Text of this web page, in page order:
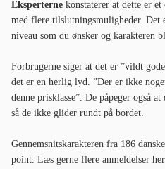
Eksperterne konstaterer at dette er
med flere tilslutningsmuligheder. Det
niveau som du ønsker og karakteren
Forbrugerne siger at det er ”vildt
det er en herlig lyd. ”Der er ikke
denne prisklasse”. De påpeger også
så de ikke glider rundt på bordet.
Gennemsnitskarakteren fra 186
point. Læs gerne flere anmeldelser